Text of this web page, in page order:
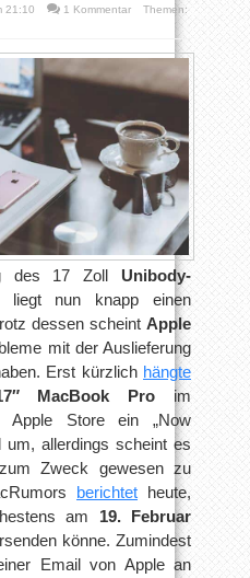
21:10
1 Kommentar
Themen:
des 17 Zoll Unibody-
nun knapp einen
dessen scheint Apple
mit der Auslieferung
Erst kürzlich hängte
MacBook Pro im
Apple Store ein „Now
um, allerdings scheint es
Zweck gewesen zu
berichtet heute,
am 19. Februar
könne. Zumindest
Email von Apple an